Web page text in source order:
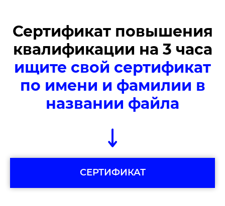
Сертификат повышения
квалификации на 3 часа
ищите свой сертификат
по имени и фамилии в
названии файла
СЕРТИФИКАТ